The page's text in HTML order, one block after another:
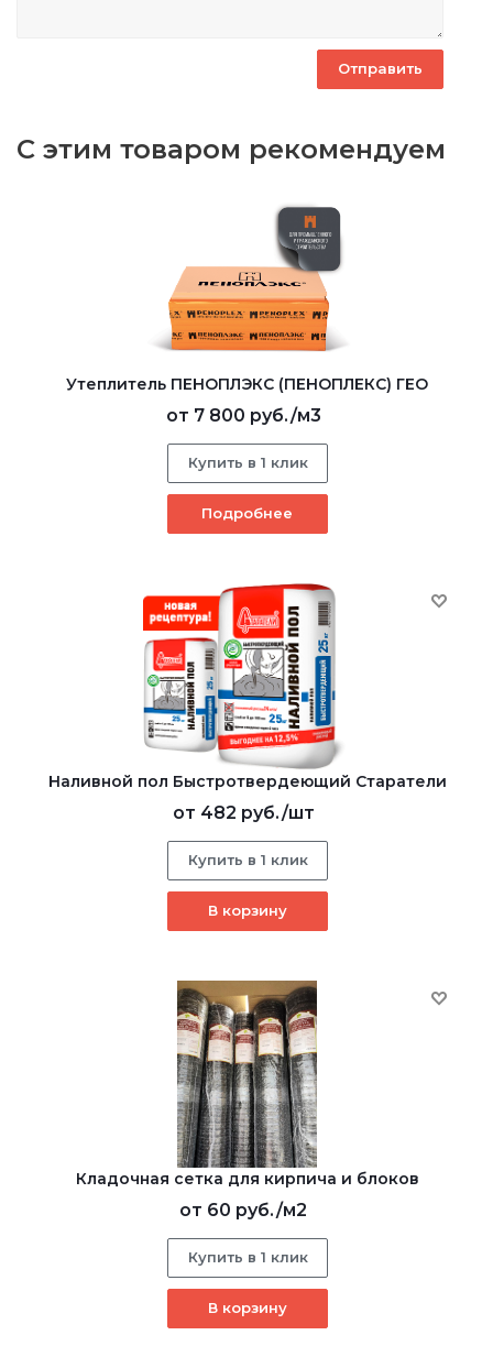
С этим товаром рекомендуем
Утеплитель ПЕНОПЛЭКС (ПЕНОПЛЕКС) ГЕО
от 7 800 руб./м3
Купить в 1 клик
Подробнее
Наливной пол Быстротвердеющий Старатели
от 482 руб./шт
Купить в 1 клик
В корзину
Кладочная сетка для кирпича и блоков
от 60 руб./м2
Купить в 1 клик
В корзину